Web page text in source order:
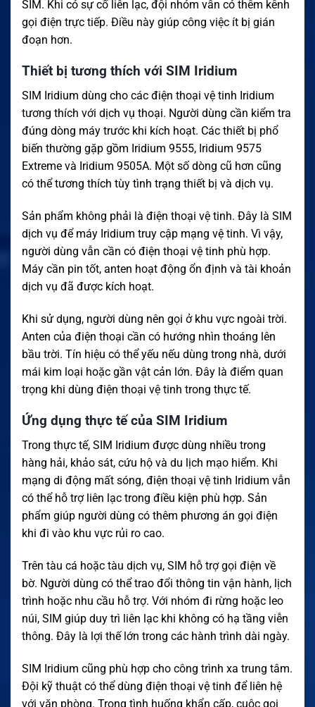
SIM. Khi có sự cố liên lạc, đội nhóm vẫn có thêm kênh
gọi điện trực tiếp. Điều này giúp công việc ít bị gián
đoạn hơn.
Thiết bị tương thích với SIM Iridium
SIM Iridium dùng cho các điện thoại vệ tinh Iridium
tương thích với dịch vụ thoại. Người dùng cần kiểm tra
đúng dòng máy trước khi kích hoạt. Các thiết bị phổ
biến thường gặp gồm Iridium 9555, Iridium 9575
Extreme và Iridium 9505A. Một số dòng cũ hơn cũng
có thể tương thích tùy tình trạng thiết bị và dịch vụ.
Sản phẩm không phải là điện thoại vệ tinh. Đây là SIM
dịch vụ để máy Iridium truy cập mạng vệ tinh. Vì vậy,
người dùng vẫn cần có điện thoại vệ tinh phù hợp.
Máy cần pin tốt, anten hoạt động ổn định và tài khoản
dịch vụ đã được kích hoạt.
Khi sử dụng, người dùng nên gọi ở khu vực ngoài trời.
Anten của điện thoại cần có hướng nhìn thoáng lên
bầu trời. Tín hiệu có thể yếu nếu dùng trong nhà, dưới
mái kim loại hoặc gần vật cản lớn. Đây là điểm quan
trọng khi dùng điện thoại vệ tinh trong thực tế.
Ứng dụng thực tế của SIM Iridium
Trong thực tế, SIM Iridium được dùng nhiều trong
hàng hải, khảo sát, cứu hộ và du lịch mạo hiểm. Khi
mạng di động mất sóng, điện thoại vệ tinh Iridium vẫn
có thể hỗ trợ liên lạc trong điều kiện phù hợp. Sản
phẩm giúp người dùng có thêm phương án gọi điện
khi đi vào khu vực rủi ro cao.
Trên tàu cá hoặc tàu dịch vụ, SIM hỗ trợ gọi điện về
bờ. Người dùng có thể trao đổi thông tin vận hành, lịch
trình hoặc nhu cầu hỗ trợ. Với nhóm đi rừng hoặc leo
núi, SIM giúp duy trì liên lạc khi không có hạ tầng viễn
thông. Đây là lợi thế lớn trong các hành trình dài ngày.
SIM Iridium cũng phù hợp cho công trình xa trung tâm.
Đội kỹ thuật có thể dùng điện thoại vệ tinh để liên hệ
với văn phòng. Trong tình huống khẩn cấp, cuộc gọi